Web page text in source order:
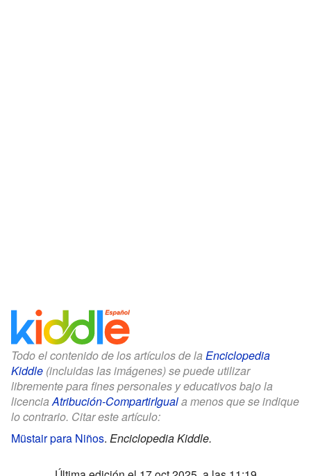
Todo el contenido de los artículos de la Enciclopedia
Kiddle (incluidas las imágenes) se puede utilizar
libremente para fines personales y educativos bajo la
licenciaAtribución-CompartirIguala menos que se indique
lo contrario. Citar este artículo:
Müstair para Niños. Enciclopedia Kiddle.